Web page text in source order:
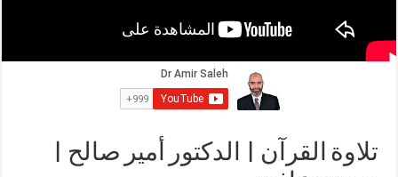
تلاوة القرآن | الدكتور أمير صالح |